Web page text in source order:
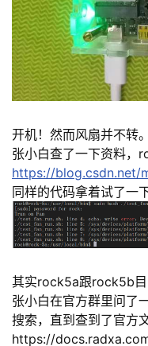
开机！然而风扇并不转。
张小白查了一下资料，
https://blog.csdn.net/
同样的代码拿着试了一下
其实rock5a跟rock5b目
张小白在官方群里问了
搜索，直到查到了官方文
https://